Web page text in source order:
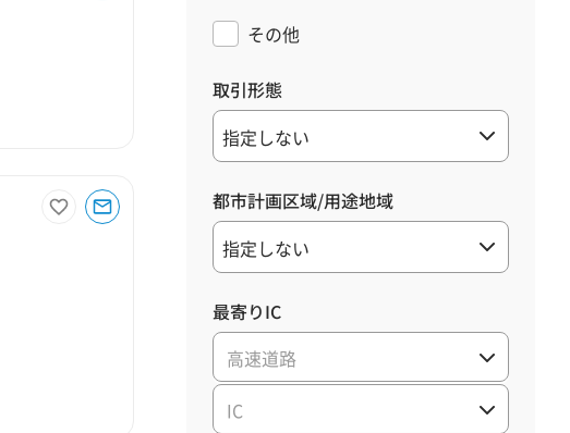
その他
取引形態
都市計画区域/用途地域
最寄りIC
高速道路
IC